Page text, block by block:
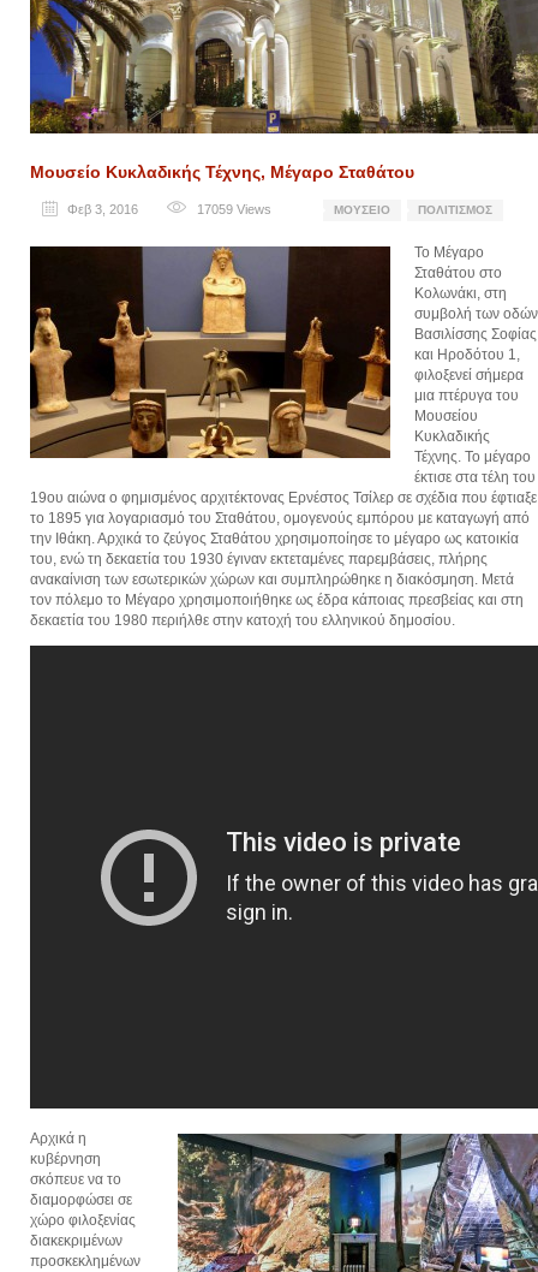
Μουσείο Κυκλαδικής Τέχνης, Μέγαρο Σταθάτου
Φεβ 3, 2016 17059 Views ΜΟΥΣΕΊΟ ΠΟΛΙΤΙΣΜΌΣ
Το Μέγαρο
Σταθάτου στο
Κολωνάκι, στη
συμβολή των οδών
Βασιλίσσης Σοφίας
και Ηροδότου 1,
φιλοξενεί σήμερα
μια πτέρυγα του
Μουσείου
Κυκλαδικής
Τέχνης. Το μέγαρο
έκτισε στα τέλη του
19ου αιώνα ο φημισμένος αρχιτέκτονας Ερνέστος Τσίλερ σε σχέδια που έφτιαξε
το 1895 για λογαριασμό του Σταθάτου, ομογενούς εμπόρου με καταγωγή από
την Ιθάκη. Αρχικά το ζεύγος Σταθάτου χρησιμοποίησε το μέγαρο ως κατοικία
του, ενώ τη δεκαετία του 1930 έγιναν εκτεταμένες παρεμβάσεις, πλήρης
ανακαίνιση των εσωτερικών χώρων και συμπληρώθηκε η διακόσμηση. Μετά
τον πόλεμο το Μέγαρο χρησιμοποιήθηκε ως έδρα κάποιας πρεσβείας και στη
δεκαετία του 1980 περιήλθε στην κατοχή του ελληνικού δημοσίου.
Αρχικά η
κυβέρνηση
σκόπευε να το
διαμορφώσει σε
χώρο φιλοξενίας
διακεκριμένων
προσκεκλημένων